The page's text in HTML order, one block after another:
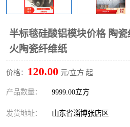
半标毯硅酸铝模块价格 陶
火陶瓷纤维纸
价格： 120.00 元/立方 起
产品数量： 9999.00立方
发货地址： 山东省淄博张店区